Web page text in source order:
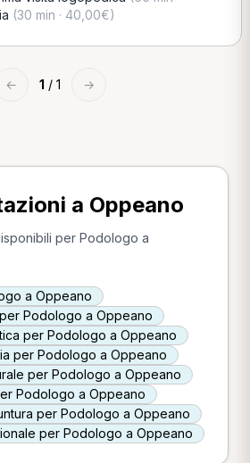
(30 min · 40,00€)
← 1 / 1 →
a Oppeano
per Podologo a
a Oppeano
Podologo a Oppeano
per Podologo a Oppeano
per Podologo a Oppeano
per Podologo a Oppeano
Podologo a Oppeano
per Podologo a Oppeano
per Podologo a Oppeano